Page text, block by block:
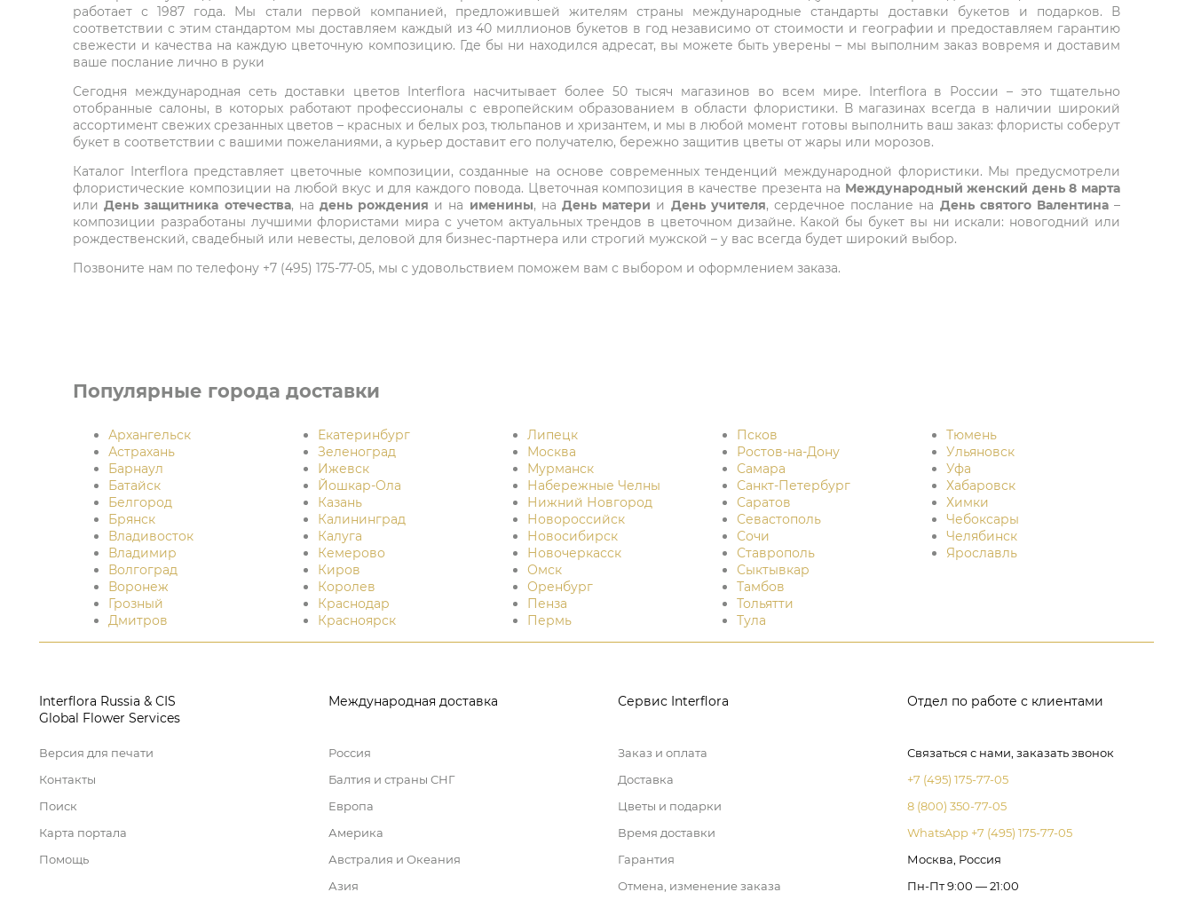
работает с 1987 года. Мы стали первой компанией, предложившей жителям страны международные стандарты доставки букетов и подарков. В
соответствии с этим стандартом мы доставляем каждый из 40 миллионов букетов в год независимо от стоимости и географии и предоставляем гарантию
свежести и качества на каждую цветочную композицию. Где бы ни находился адресат, вы можете быть уверены – мы выполним заказ вовремя и доставим
ваше послание лично в руки
Сегодня международная сеть доставки цветов Interflora насчитывает более 50 тысяч магазинов во всем мире. Interflora в России – это тщательно
отобранные салоны, в которых работают профессионалы с европейским образованием в области флористики. В магазинах всегда в наличии широкий
ассортимент свежих срезанных цветов – красных и белых роз, тюльпанов и хризантем, и мы в любой момент готовы выполнить ваш заказ: флористы соберут
букет в соответствии с вашими пожеланиями, а курьер доставит его получателю, бережно защитив цветы от жары или морозов.
Каталог Interflora представляет цветочные композиции, созданные на основе современных тенденций международной флористики. Мы предусмотрели
флористические композиции на любой вкус и для каждого повода. Цветочная композиция в качестве презента на Международный женский день 8 марта
илиДень защитника отечества, на день рождения и на именины, наДень матери и День учителя, сердечное послание на День святого Валентина–
композиции разработаны лучшими флористами мира с учетом актуальных трендов в цветочном дизайне. Какой бы букет вы ни искали: новогодний или
рождественский, свадебный или невесты, деловой для бизнес-партнера или строгий мужской – у вас всегда будет широкий выбор.
Позвоните нам по телефону +7 (495) 175-77-05, мы с удовольствием поможем вам с выбором и оформлением заказа.
Популярные города доставки
Архангельск
Астрахань
Барнаул
Батайск
Белгород
Брянск
Владивосток
Владимир
Волгоград
Воронеж
Грозный
Дмитров
Екатеринбург
Зеленоград
Ижевск
Йошкар-Ола
Казань
Калининград
Калуга
Кемерово
Киров
Королев
Краснодар
Красноярск
Липецк
Москва
Мурманск
Набережные Челны
Нижний Новгород
Новороссийск
Новосибирск
Новочеркасск
Омск
Оренбург
Пенза
Пермь
Псков
Ростов-на-Дону
Самара
Санкт-Петербург
Саратов
Севастополь
Сочи
Ставрополь
Сыктывкар
Тамбов
Тольятти
Тула
Тюмень
Ульяновск
Уфа
Хабаровск
Химки
Чебоксары
Челябинск
Ярославль
Interflora Russia & CIS
Global Flower Services
Версия для печати
Контакты
Поиск
Карта портала
Помощь
Международная доставка
Россия
Балтия и страны СНГ
Европа
Америка
Австралия и Океания
Азия
Сервис Interflora
Заказ и оплата
Доставка
Цветы и подарки
Время доставки
Гарантия
Отмена, изменение заказа
Отдел по работе с клиентами
Связаться с нами, заказать звонок
+7 (495) 175-77-05
8 (800) 350-77-05
WhatsApp +7 (495) 175-77-05
Москва, Россия
Пн-Пт 9:00 — 21:00